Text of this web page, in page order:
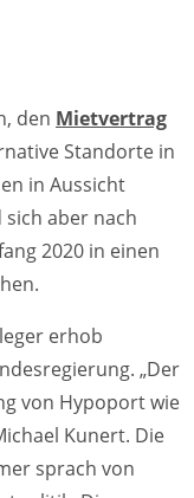
den Mietvertrag
Standorte in
in Aussicht
aber nach
2020 in einen
erhob
„Der
von Hypoport wie
Kunert. Die
sprach von